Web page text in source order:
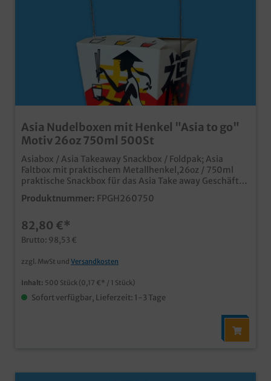
Asia Nudelboxen mit Henkel "Asia to go"
Motiv 26oz 750ml 500St
Asiabox / Asia Takeaway Snackbox / Foldpak; Asia
Faltbox mit praktischem Metallhenkel,26oz / 750ml
praktische Snackbox für das Asia Take away Geschäft
Modernes Asia Neutralmotiv aus stabilem
beschichtetem Papier, fettdicht und
Frühlingsrollen, usw. schon ab 50.000 Stück mit Ihrem
individuellen Motiv bedruckbar
Produktnummer: FPGH260750
82,80 €*
Brutto: 98,53 €
zzgl. MwSt und Versandkosten
Inhalt: 500 Stück (0,17 €* / 1 Stück)
Sofort verfügbar, Lieferzeit: 1-3 Tage